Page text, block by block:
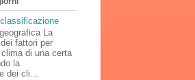
La
fattori per
di una certa
la
dei cli...